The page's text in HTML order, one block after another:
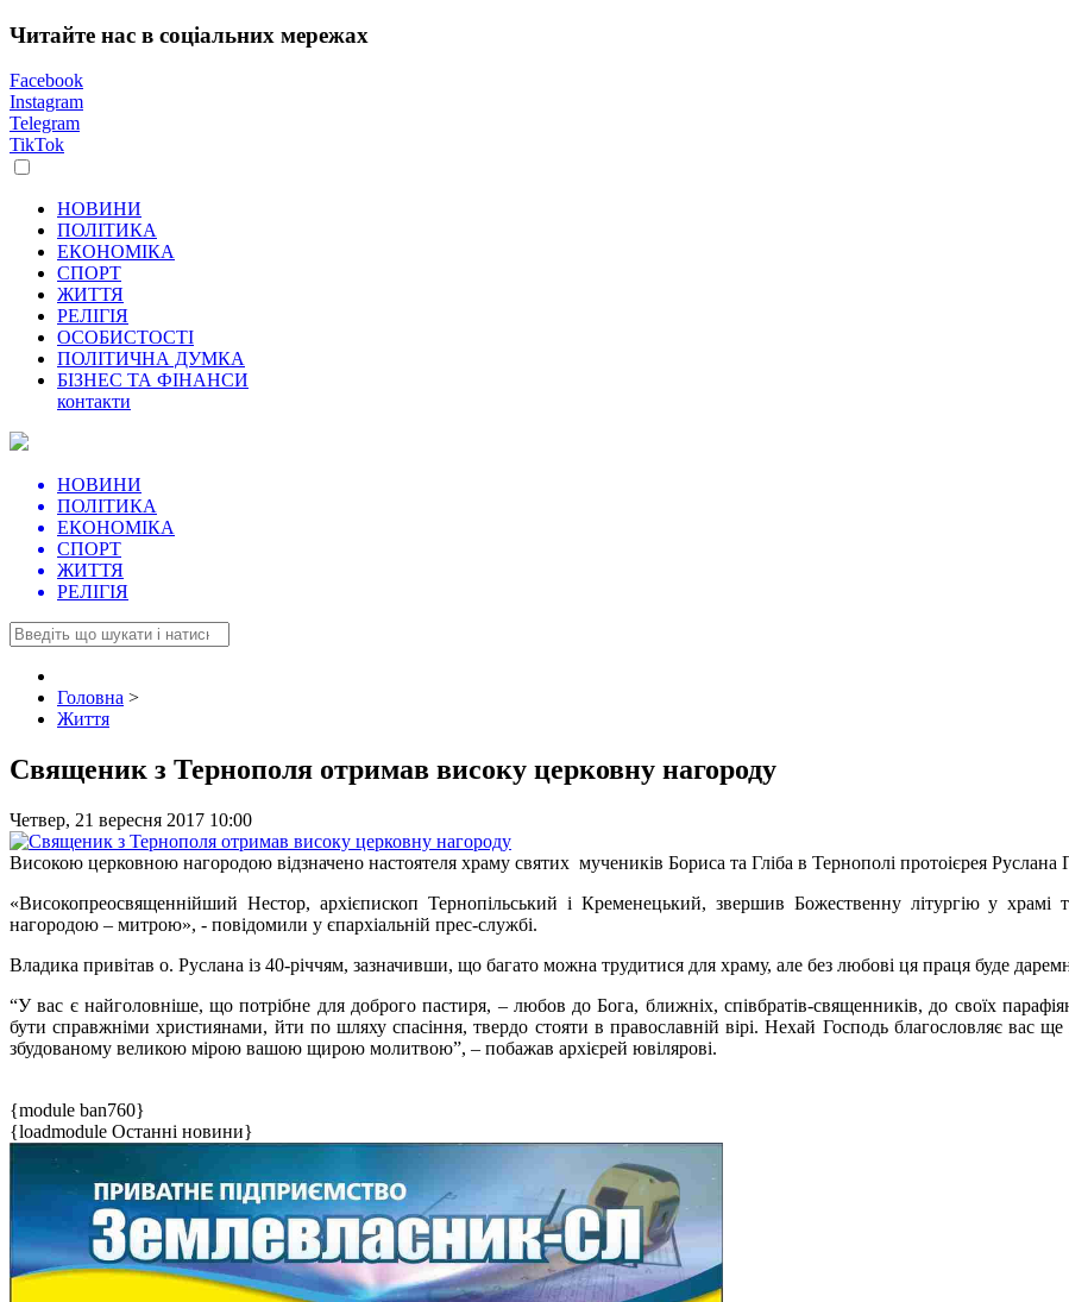
Читайте нас в соціальних мережах
Facebook
Instagram
Telegram
TikTok
НОВИНИ
ПОЛІТИКА
ЕКОНОМІКА
СПОРТ
ЖИТТЯ
РЕЛІГІЯ
ОСОБИСТОСТІ
ПОЛІТИЧНА ДУМКА
БІЗНЕС ТА ФІНАНСИ
контакти
НОВИНИ
ПОЛІТИКА
ЕКОНОМІКА
СПОРТ
ЖИТТЯ
РЕЛІГІЯ
Головна >
Життя
Священик з Тернополя отримав високу церковну нагороду
Четвер, 21 вересня 2017 10:00
Високою церковною нагородою відзначено настоятеля храму святих мучеників Бориса та Гліба в Тернополі протоієрея
«Високопреосвященнійший Нестор, архієпископ Тернопільський і Кременецький, звершив Божественну літургію у
нагородою – митрою», - повідомили у єпархіальній прес-службі.
Владика привітав о. Руслана із 40-річчям, зазначивши, що багато можна трудитися для храму, але без любові ця праця буде
“У вас є найголовніше, що потрібне для доброго пастиря, – любов до Бога, ближніх, співбратів-священників, до своїх
бути справжніми християнами, йти по шляху спасіння, твердо стояти в православній вірі. Нехай Господь благословляє вас
збудованому великою мірою вашою щирою молитвою”, – побажав архієрей ювілярові.
{module ban760}
{loadmodule Останні новини}